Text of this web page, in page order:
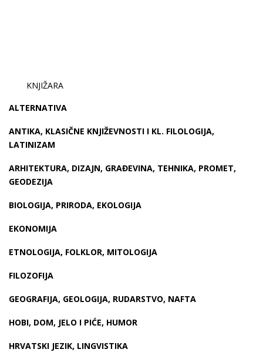
KNJIŽARA
ALTERNATIVA
ANTIKA, KLASIČNE KNJIŽEVNOSTI I KL. FILOLOGIJA,
LATINIZAM
ARHITEKTURA, DIZAJN, GRAĐEVINA, TEHNIKA, PROMET,
GEODEZIJA
BIOLOGIJA, PRIRODA, EKOLOGIJA
EKONOMIJA
ETNOLOGIJA, FOLKLOR, MITOLOGIJA
FILOZOFIJA
GEOGRAFIJA, GEOLOGIJA, RUDARSTVO, NAFTA
HOBI, DOM, JELO I PIĆE, HUMOR
HRVATSKI JEZIK, LINGVISTIKA